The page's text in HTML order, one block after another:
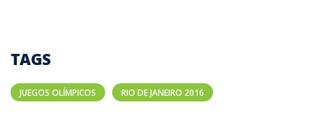
TAGS
JUEGOS OLÍMPICOS RIO DE JANEIRO 2016